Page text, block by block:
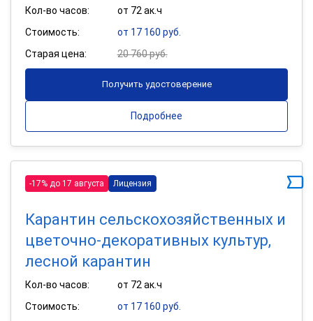
Кол-во часов:
от 72 ак.ч
Стоимость:
от 17 160 руб.
Старая цена:
20 760 руб.
Получить удостоверение
Подробнее
-17% до 17 августа Лицензия
Карантин сельскохозяйственных и
цветочно-декоративных культур,
лесной карантин
Кол-во часов:
от 72 ак.ч
Стоимость:
от 17 160 руб.